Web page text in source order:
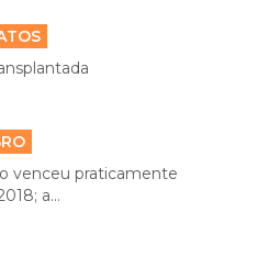
venceu praticamente
a...